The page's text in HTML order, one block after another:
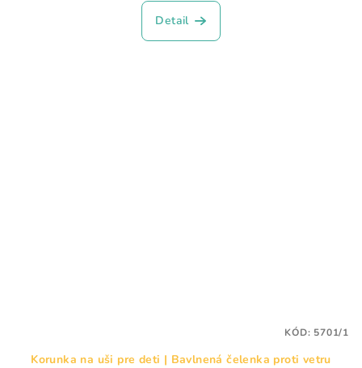
Detail
Korunka na uši pre deti | Bavlnená čelenka proti vetru
KÓD: 5701/1